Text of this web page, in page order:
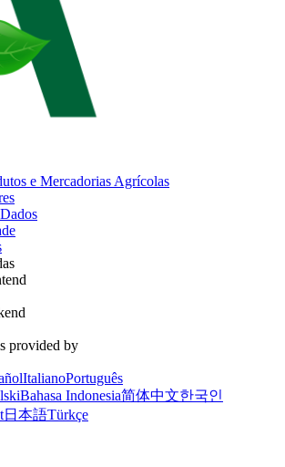
e Mercadorias Agrícolas
provided by
ItalianoPortuguês
Bahasa Indonesia简体中文한국인
日本語Türkçe